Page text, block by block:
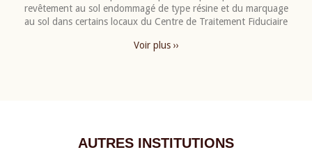
revêtement au sol endommagé de type résine et du marquage
au sol dans certains locaux du Centre de Traitement Fiduciaire
Voir plus ››
AUTRES INSTITUTIONS